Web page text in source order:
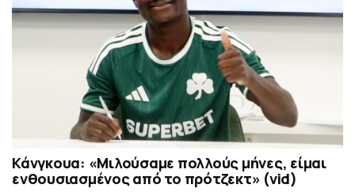
Κάνγκουα: «Μιλούσαμε πολλούς μήνες, είμαι
ενθουσιασμένος από το πρότζεκτ» (vid)